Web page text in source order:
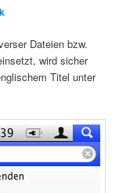
Dateien bzw.
wird sicher
Titel unter